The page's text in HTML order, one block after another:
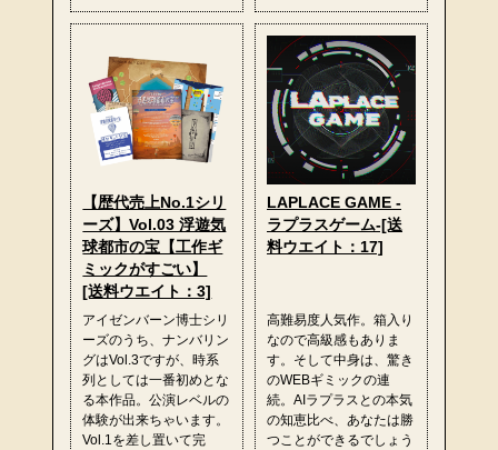
【歴代売上No.1シリ
ーズ】Vol.03 浮遊気
球都市の宝【工作ギ
ミックがすごい】
[送料ウエイト：3]
アイゼンバーン博士シリ
ーズのうち、ナンバリン
グはVol.3ですが、時系
列としては一番初めとな
る本作品。公演レベルの
体験が出来ちゃいます。
Vol.1を差し置いて完
LAPLACE GAME -
ラプラスゲーム-[送
料ウエイト：17]
高難易度人気作。箱入り
なので高級感もありま
す。そして中身は、驚き
のWEBギミックの連
続。AIラプラスとの本気
の知恵比べ、あなたは勝
つことができるでしょう